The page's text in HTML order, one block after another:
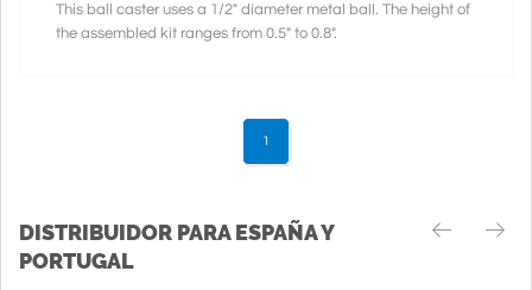
This ball caster uses a 1/2" diameter metal ball. The height of
the assembled kit ranges from 0.5" to 0.8".
1
DISTRIBUIDOR PARA ESPAÑA Y
PORTUGAL